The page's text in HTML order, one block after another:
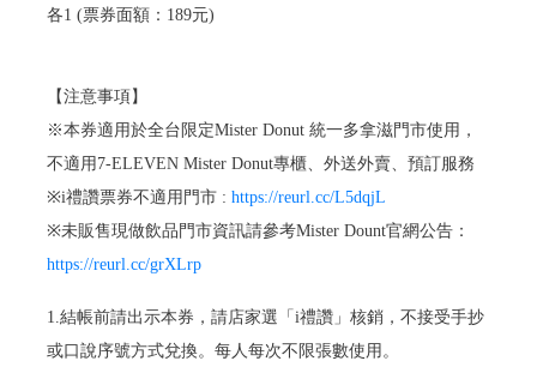
各1 (票券面額：189元)
【注意事項】
※本券適用於全台限定Mister Donut 統一多拿滋門市使用，
不適用7-ELEVEN Mister Donut專櫃、外送外賣、預訂服務
※i禮讚票券不適用門市 : https://reurl.cc/L5dqjL
※未販售現做飲品門市資訊請參考Mister Dount官網公告：
https://reurl.cc/grXLrp
1.結帳前請出示本券，請店家選「i禮讚」核銷，不接受手抄
或口說序號方式兌換。每人每次不限張數使用。